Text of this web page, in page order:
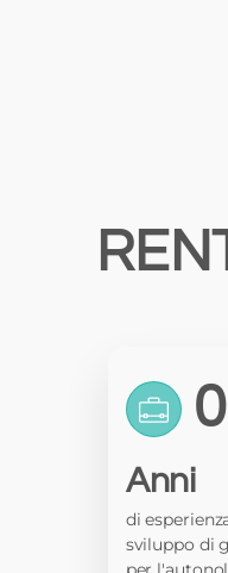
0
Anni
di
sviluppo di